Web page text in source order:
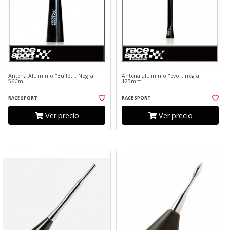
Antena Aluminio "Bullet". Negra
56Cm
RACE SPORT
Ver precio
Antena aluminio "evo". negra
125mm
RACE SPORT
Ver precio